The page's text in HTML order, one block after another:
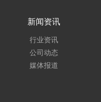
新闻资讯
行业资讯
公司动态
媒体报道